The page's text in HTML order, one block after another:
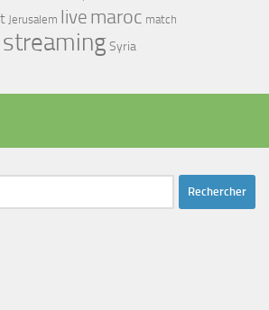
Jerusalem live maroc match
streamingSyria